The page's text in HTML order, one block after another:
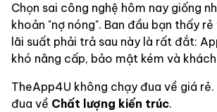
Chọn sai công nghệ hôm nay giống
khoản "nợ nóng". Ban đầu bạn thấy rẻ
lãi suất phải trả sau này là rất đắt:
khó nâng cấp, bảo mật kém và
TheApp4U không chạy đua về giá
đua về Chất lượng kiến trúc.